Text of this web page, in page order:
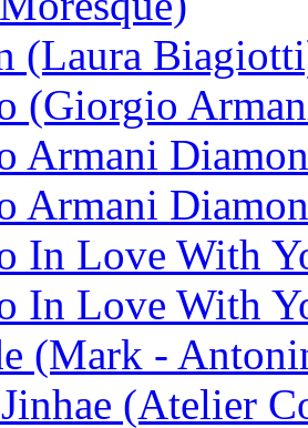
(Laura
(Giorgio
Armani
Armani
In Love With
In Love With
(Mark -
(Atelier